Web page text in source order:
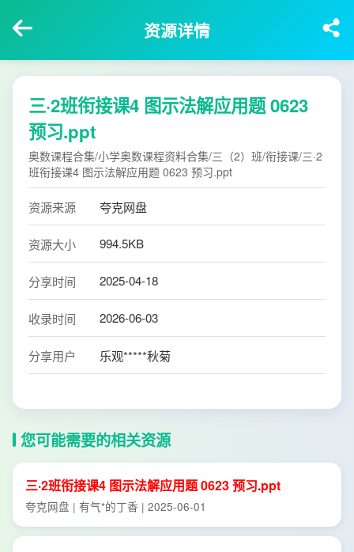
资源详情
三·2班衔接课4 图示法解应用题 0623
预习.ppt
奥数课程合集/小学奥数课程资料合集/三（2）班/衔接课/三·2
班衔接课4 图示法解应用题 0623 预习.ppt
资源来源 夸克网盘
资源大小 994.5KB
分享时间 2025-04-18
收录时间 2026-06-03
分享用户 乐观*****秋菊
您可能需要的相关资源
三·2班衔接课4 图示法解应用题0623预习.ppt
夸克网盘 | 有气*的丁香 | 2025-06-01